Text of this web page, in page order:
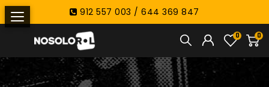
912 557 003 / 644 369 847
0
0